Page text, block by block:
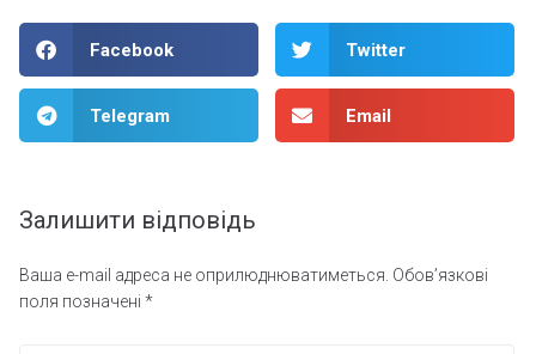
Facebook Twitter
Telegram Email
Залишити відповідь
Ваша e-mail адреса не оприлюднюватиметься. Обов’язкові
поля позначені *